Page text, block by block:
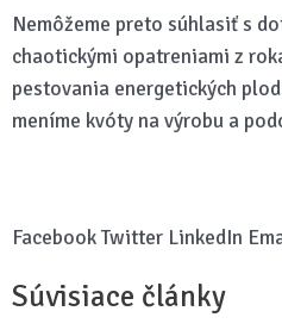
Nemôžeme preto súhlasiť s
chaotickými opatreniami z
pestovania energetických
meníme kvóty na výrobu a
FacebookTwitter LinkedIn
Súvisiace články